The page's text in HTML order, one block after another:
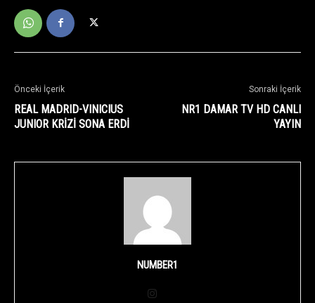
Önceki İçerik
REAL MADRID-VINICIUS
JUNIOR KRİZİ SONA ERDİ
Sonraki İçerik
NR1 DAMAR TV HD CANLI
YAYIN
NUMBER1